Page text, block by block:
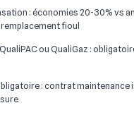
: économies 20-30% vs
fioul
ou QualiGaz :
: contrat maintenance